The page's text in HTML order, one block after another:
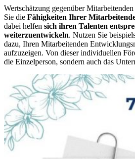
Wertschätzung gegenüber
Sie die Fähigkeiten Ihrer
dabei helfen sich ihren Talenten
weiterzuentwickeln. Nutzen Sie
dazu, Ihren Mitarbeitenden
aufzuzeigen. Von dieser individuellen
die Einzelperson, sondern auch das